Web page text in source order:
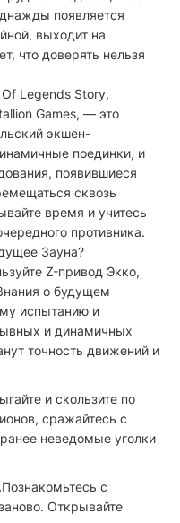
появляется
выходит на
что доверять нельзя
Legends Story,
Games, — это
экшен-
поединки, и
появившиеся
сквозь
время и учитесь
противника.
Зауна?
Z-привод Экко,
о будущем
испытанию и
и динамичных
точность движений и
и скользите по
сражайтесь с
неведомые уголки
Познакомьтесь с
Открывайте